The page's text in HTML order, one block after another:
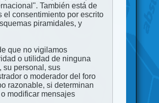
También está de
el consentimiento por escrito
piramidales, y
que no vigilamos
o utilidad de ninguna
su personal, sus
o moderador del foro
razonable, si determinan
modificar mensajes